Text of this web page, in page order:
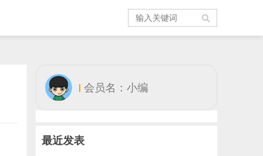
会员名：小编
最近发表